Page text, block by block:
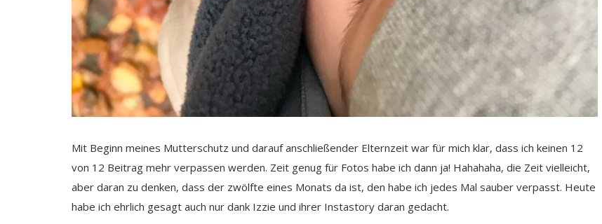
Mit Beginn meines Mutterschutz und darauf anschließender Elternzeit war für mich klar, dass ich keinen 12
von 12 Beitrag mehr verpassen werden. Zeit genug für Fotos habe ich dann ja! Hahahaha, die Zeit vielleicht,
aber daran zu denken, dass der zwölfte eines Monats da ist, den habe ich jedes Mal sauber verpasst. Heute
habe ich ehrlich gesagt auch nur dank Izzie und ihrer Instastory daran gedacht.